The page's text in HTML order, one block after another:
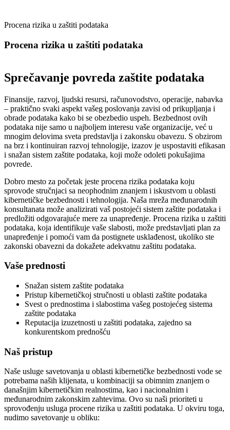
Procena rizika u zaštiti podataka
Procena rizika u zaštiti podataka
Sprečavanje povreda zaštite podataka
Finansije, razvoj, ljudski resursi, računovodstvo, operacije, nabavka
– praktično svaki aspekt vašeg poslovanja zavisi od prikupljanja i
obrade podataka kako bi se obezbedio uspeh. Bezbednost ovih
podataka nije samo u najboljem interesu vaše organizacije, već u
mnogim delovima sveta predstavlja i zakonsku obavezu. S obzirom
na brz i kontinuiran razvoj tehnologije, izazov je uspostaviti efikasan
i snažan sistem zaštite podataka, koji može odoleti pokušajima
povrede.
Dobro mesto za početak jeste procena rizika podataka koju
sprovode stručnjaci sa neophodnim znanjem i iskustvom u oblasti
kibernetičke bezbednosti i tehnologija. Naša mreža međunarodnih
konsultanata može analizirati vaš postojeći sistem zaštite podataka i
predložiti odgovarajuće mere za unapređenje. Procena rizika u zaštiti
podataka, koja identifikuje vaše slabosti, može predstavljati plan za
unapređenje i pomoći vam da postignete usklađenost, ukoliko ste
zakonski obavezni da dokažete adekvatnu zaštitu podataka.
Vaše prednosti
Snažan sistem zaštite podataka
Pristup kibernetičkoj stručnosti u oblasti zaštite podataka
Svest o prednostima i slabostima vašeg postojećeg sistema
zaštite podataka
Reputacija izuzetnosti u zaštiti podataka, zajedno sa
konkurentskom prednošću
Naš pristup
Naše usluge savetovanja u oblasti kibernetičke bezbednosti vode se
potrebama naših klijenata, u kombinaciji sa obimnim znanjem o
današnjim kibernetičkim realnostima, kao i nacionalnim i
međunarodnim zakonskim zahtevima. Ovo su naši prioriteti u
sprovođenju usluga procene rizika u zaštiti podataka. U okviru toga,
nudimo savetovanje u obliku: